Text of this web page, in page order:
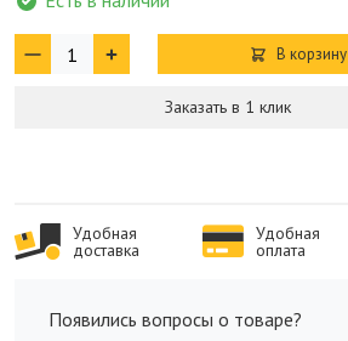
В корзину
Заказать в 1 клик
Удобная
доставка
Удобная
оплата
Появились вопросы о товаре?